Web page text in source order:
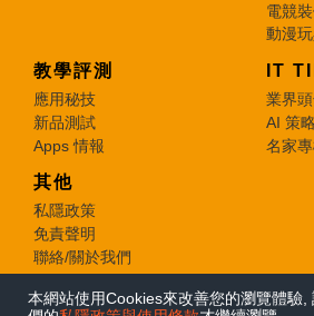
本網站使用Cookies來改善您的瀏覽體驗,
電競
動漫
教學評測
應用秘技
新品測試
Apps 情報
IT
業界
AI 策略
名家
其他
私隱政策
免責聲明
聯絡/關於我們
© 2026 e-zone. All Rights